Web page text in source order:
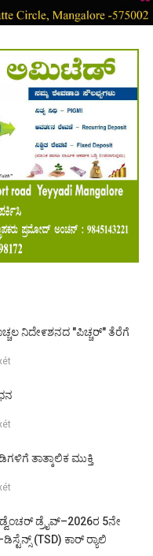
ನಿದೇ೯ಶನದ "ಪಿಚ್ಚರ್" ತೆರೆಗೆ
ತಾತ್ಕಾಲಿಕ ಮುಕ್ತಿ
ಡ್ರೈವ್–2026ರ 5ನೇ
(TSD) ಕಾರ್ ರ‍್ಯಾಲಿ